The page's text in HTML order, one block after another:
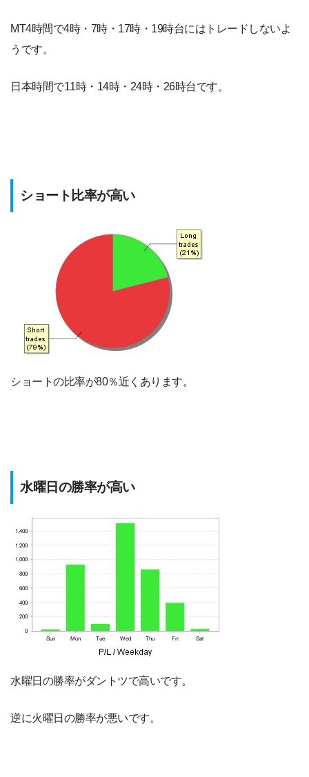
MT4時間で4時・7時・17時・19時台にはトレードしないよ
うです。
日本時間で11時・14時・24時・26時台です。
ショート比率が高い
ショートの比率が80％近くあります。
水曜日の勝率が高い
水曜日の勝率がダントツで高いです。
逆に火曜日の勝率が悪いです。